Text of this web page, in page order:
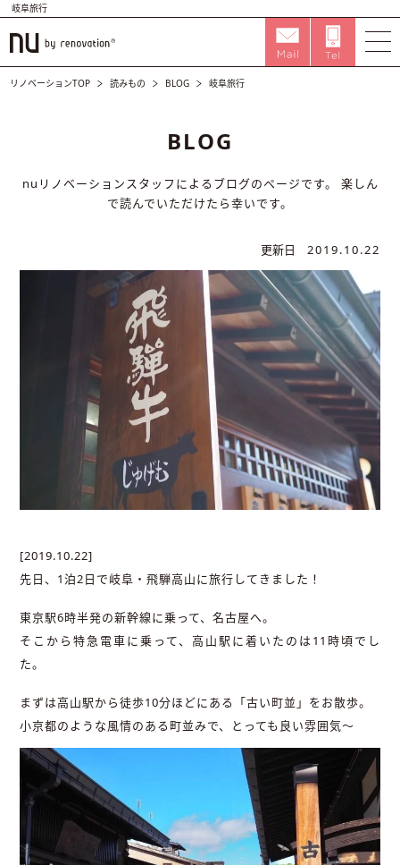
岐阜旅行
リノベーションTOP 読みもの BLOG 岐阜旅行
BLOG
nuリノベーションスタッフによるブログのページです。
楽しん
で読んでいただけたら幸いです。
更新日 2019.10.22
[2019.10.22]
先日、1泊2日で岐阜・飛騨高山に旅行してきました！
東京駅6時半発の新幹線に乗って、名古屋へ。
そこから特急電車に乗って、高山駅に着いたのは11時頃でし
た。
まずは高山駅から徒歩10分ほどにある「古い町並」をお散歩。
小京都のような風情のある町並みで、とっても良い雰囲気～